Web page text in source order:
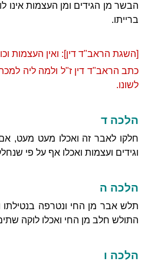
הבשר מן הגידים ומן העצמות אינו
ברייתו.
[השגת הראב"ד דין]: ואין העצמות
כתב הראב"ד דין ז"ל ולמה ליה
לשונו.
הלכה ד
חלקו לאבר זה ואכלו מעט מעט,
וגידים ועצמות ואכלו אף על פי
הלכה ה
תלש אבר מן החי ונטרפה בנטילתו
התולש חלב מן החי ואכלו לוקה
הלכה ו